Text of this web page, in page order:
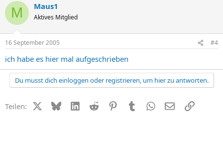
M Maus1
Aktives Mitglied
16 September 2005 #4
ich habe es hier mal aufgeschrieben
Du musst dich einloggen oder registrieren, um hier zu antworten.
Teilen: X (Twitter)
BlueskyLinkedIn
Reddit PinterestTumblr WhatsApp
E-MailLink